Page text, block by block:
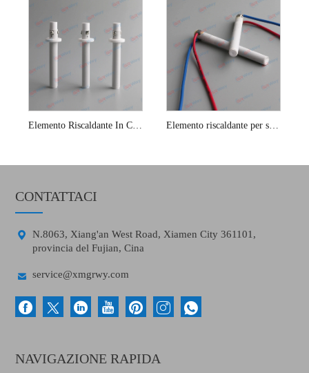
Elemento Riscaldante In Ceramica Per Bidet Con Sedile Wc Elemento riscaldante per scaldabagno
CONTATTACI

N.8063, Xiang'an West Road, Xiamen City 361101,
provincia del Fujian, Cina
 service@xmgrwy.com
NAVIGAZIONE RAPIDA